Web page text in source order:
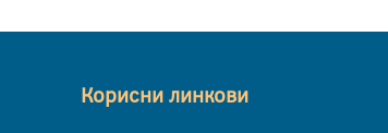
Корисни линкови